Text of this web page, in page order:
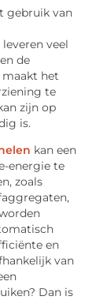
gebruik van
veel
de
het
te
zijn op
is.
kan een
energie te
zoals
en
van
Dan is